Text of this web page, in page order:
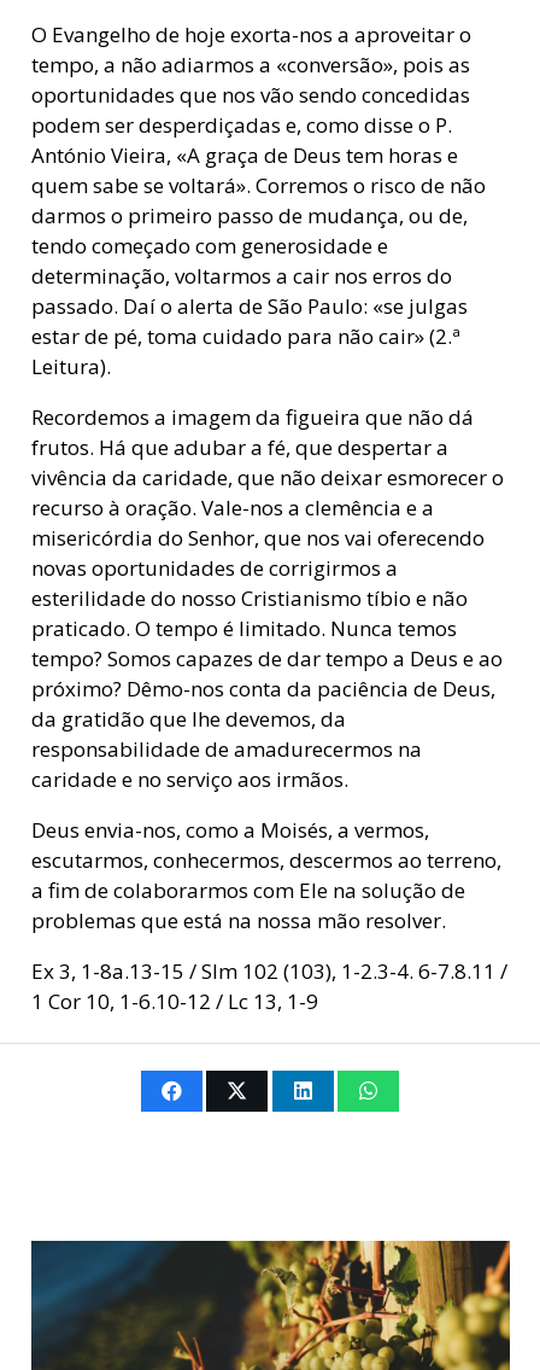
O Evangelho de hoje exorta-nos a aproveitar o
tempo, a não adiarmos a «conversão», pois as
oportunidades que nos vão sendo concedidas
podem ser desperdiçadas e, como disse o P.
António Vieira, «A graça de Deus tem horas e
quem sabe se voltará». Corremos o risco de não
darmos o primeiro passo de mudança, ou de,
tendo começado com generosidade e
determinação, voltarmos a cair nos erros do
passado. Daí o alerta de São Paulo: «se julgas
estar de pé, toma cuidado para não cair» (2.ª
Leitura).
Recordemos a imagem da figueira que não dá
frutos. Há que adubar a fé, que despertar a
vivência da caridade, que não deixar esmorecer o
recurso à oração. Vale-nos a clemência e a
misericórdia do Senhor, que nos vai oferecendo
novas oportunidades de corrigirmos a
esterilidade do nosso Cristianismo tíbio e não
praticado. O tempo é limitado. Nunca temos
tempo? Somos capazes de dar tempo a Deus e ao
próximo? Dêmo-nos conta da paciência de Deus,
da gratidão que lhe devemos, da
responsabilidade de amadurecermos na
caridade e no serviço aos irmãos.
Deus envia-nos, como a Moisés, a vermos,
escutarmos, conhecermos, descermos ao terreno,
a fim de colaborarmos com Ele na solução de
problemas que está na nossa mão resolver.
Ex 3, 1-8a.13-15 / Slm 102 (103), 1-2.3-4. 6-7.8.11 /
1 Cor 10, 1-6.10-12 / Lc 13, 1-9